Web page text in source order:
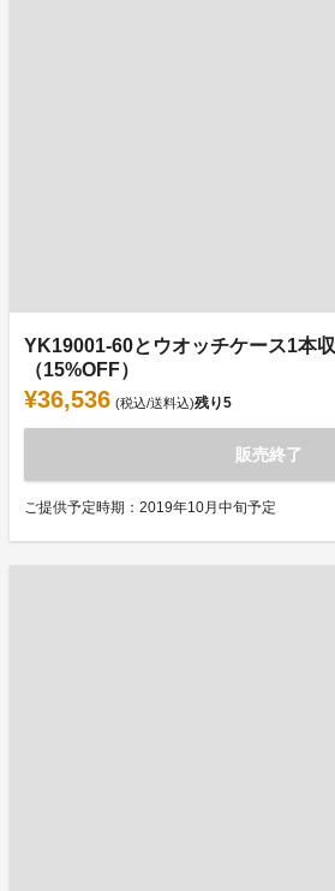
YK19001-60とウオッチケース1本
（15%OFF）
¥36,536 (税込/送料込)残り5
販売終了
ご提供予定時期：2019年10月中旬予定